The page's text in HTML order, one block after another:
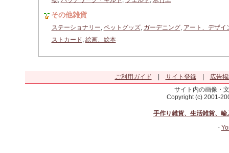
その他雑貨
ステーショナリー, ペットグッズ, ガーデニング, アート、デザイ
ストカード, 絵画、絵本
ご利用ガイド サイト登録|
広告
サイト内の画像・
Copyright (c) 2001-
手作り雑貨、生活雑貨、
-